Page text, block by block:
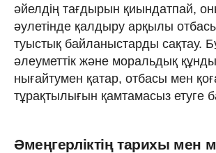
әйелдің тағдырын қиындатпай,
әулетінде қалдыру арқылы
туыстық байланыстарды сақтау.
әлеуметтік және моральдық
нығайтумен қатар, отбасы мен
тұрақтылығын қамтамасыз етуге
Әмеңгерліктің тарихы мен